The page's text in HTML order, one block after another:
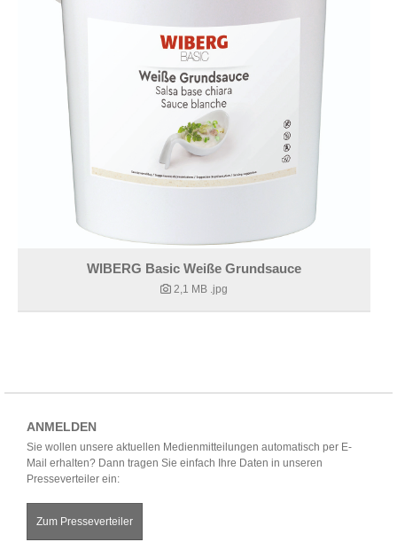
WIBERG Basic Weiße Grundsauce
2,1 MB .jpg
ANMELDEN
Sie wollen unsere aktuellen Medienmitteilungen automatisch per E-
Mail erhalten? Dann tragen Sie einfach Ihre Daten in unseren
Presseverteiler ein:
Zum Presseverteiler